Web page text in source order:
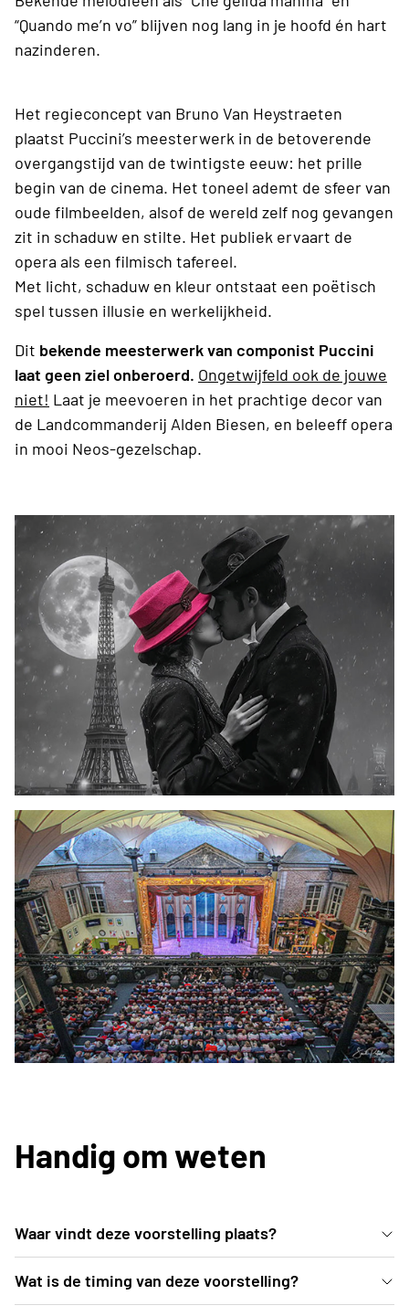
“Quando me’n vo” blijven nog lang in je hoofd én hart
nazinderen.
Het regieconcept van Bruno Van Heystraeten
plaatst Puccini’s meesterwerk in de betoverende
overgangstijd van de twintigste eeuw: het prille
begin van de cinema. Het toneel ademt de sfeer van
oude filmbeelden, alsof de wereld zelf nog gevangen
zit in schaduw en stilte. Het publiek ervaart de
opera als een filmisch tafereel.
Met licht, schaduw en kleur ontstaat een poëtisch
spel tussen illusie en werkelijkheid.
Dit bekende meesterwerk van componist Puccini
laat geen ziel onberoerd. Ongetwijfeld ook de jouwe
niet! Laat je meevoeren in het prachtige decor van
de Landcommanderij Alden Biesen, en beleeff opera
in mooi Neos-gezelschap.
Handig om weten
Waar vindt deze voorstelling plaats?
De voorstelling gaat door in Landcommanderij Alden
Biesen (Kasteelstraat 6, 3740 Bilzen). Opgelet: Het
Wat is de timing van deze voorstelling?